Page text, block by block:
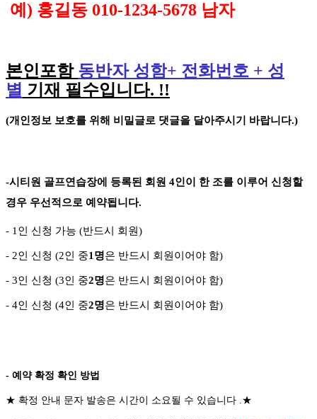
예 ) 홍길동 010-1234-5678 남자
본인포함 동반자 성함+ 전화번호 + 성
별 기재 필수입니다. !!
(개인정보 보호를 위해 비밀글로 댓글을 달아주시기 바랍니다.)
-시티원 골프연습장에 등록된 회원 4인이 한 조를 이루어 신청할
경우 우선적으로 예약됩니다.
- 1인 신청 가능 (반드시 회원)
- 2인 신청 (2인 중1명은 반드시 회원이어야 함)
- 3인 신청 (3인 중2명은 반드시 회원이어야 함)
- 4인 신청 (4인 중2명은 반드시 회원이어야 함)
- 예약 확정 확인 방법
★ 확정 안내 문자 발송은 시간이 소요될 수 있습니다 .★